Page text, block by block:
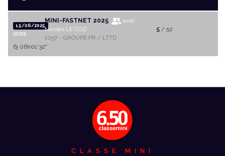
15/06/2025
SERIE
MINI-FASTNET 2025
avec
Nicolas LE COZ
1057 - GROUPE PR / LTTD
5/ 52
6j 06h01'32"
CLASSE MINI